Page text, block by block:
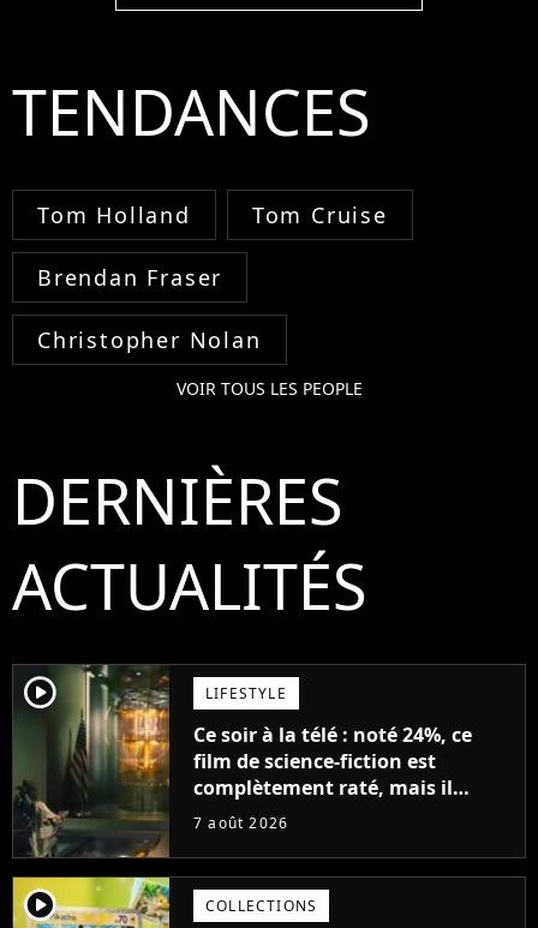
TENDANCES
Tom Holland Tom Cruise
Brendan Fraser
Christopher Nolan
VOIR TOUS LES PEOPLE
DERNIÈRES
ACTUALITÉS
player2 LIFESTYLE
Ce soir à la télé : noté 24%, ce
film de science-fiction est
complètement raté, mais il
aurait pu être encore pire à
7 août 2026
player2 COLLECTIONS